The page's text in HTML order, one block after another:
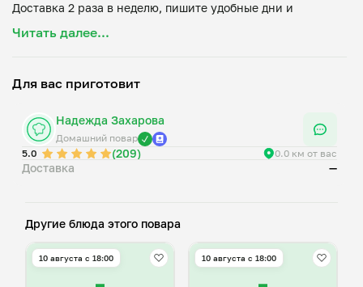
Доставка 2 раза в неделю, пишите удобные дни и
0,5кг/5 порций)
пюре)
- Салат на выбор 0,6 кг/4 порции (винегрет, морковный с
Читать далее...
Для вас приготовит
Надежда Захарова
Домашний повар
5.0
(209) 0.0 км от вас
Доставка —
Другие блюда этого повара
10 августа с 18:00 10 августа с 18:00